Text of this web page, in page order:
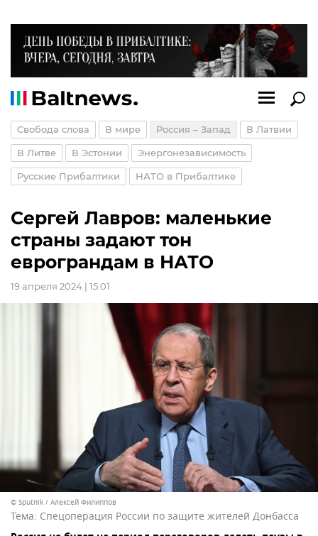
Свобода слова В мире Россия – Запад В Латвии
В Литве В Эстонии Энергонезависимость
Русские Прибалтики НАТО в Прибалтике
Сергей Лавров: маленькие
страны задают тон
еврограндам в НАТО
19 апреля 2024 | 15:01
© Sputnik / Алексей Филиппов
Тема: Спецоперация России по защите жителей Донбасса